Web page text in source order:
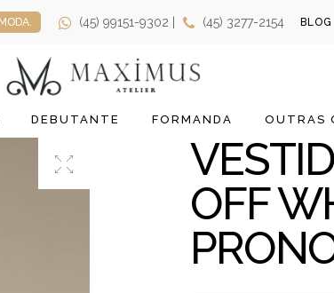
(45) 99151-9302 | (45) 3277-2154 BLOG
DEBUTANTE FORMANDA OUTRAS
OFF